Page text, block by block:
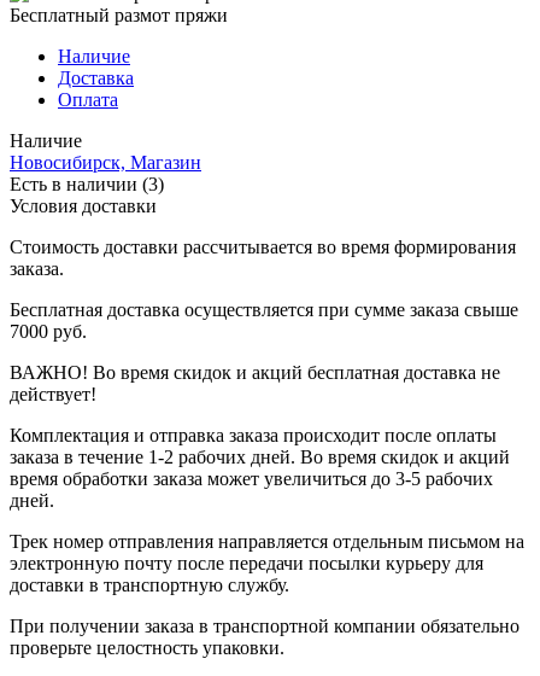
Бесплатный размот пряжи
Наличие
Доставка
Оплата
Наличие
Новосибирск, Магазин
Есть в наличии (3)
Условия доставки
Стоимость доставки рассчитывается во время формирования
заказа.
Бесплатная доставка осуществляется при сумме заказа свыше
7000 руб.
ВАЖНО! Во время скидок и акций бесплатная доставка не
действует!
Комплектация и отправка заказа происходит после оплаты
заказа в течение 1-2 рабочих дней. Во время скидок и акций
время обработки заказа может увеличиться до 3-5 рабочих
дней.
Трек номер отправления направляется отдельным письмом на
электронную почту после передачи посылки курьеру для
доставки в транспортную службу.
При получении заказа в транспортной компании обязательно
проверьте целостность упаковки.